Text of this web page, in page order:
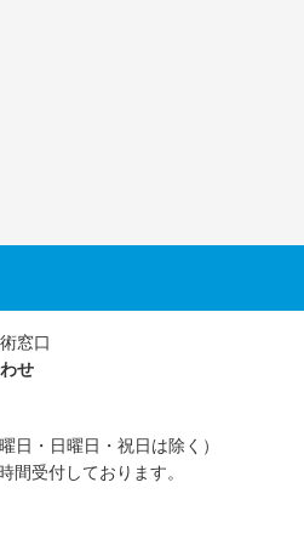
窓口
せ
・日曜日・祝日は除く）
間受付しております。